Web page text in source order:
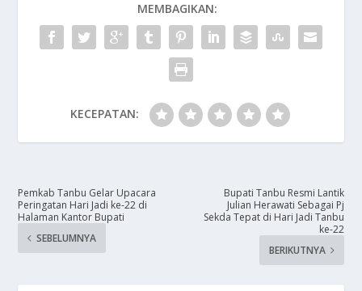
MEMBAGIKAN:
KECEPATAN:
Pemkab Tanbu Gelar Upacara
Peringatan Hari Jadi ke-22 di
Halaman Kantor Bupati
SEBELUMNYA
Bupati Tanbu Resmi Lantik
Julian Herawati Sebagai Pj
Sekda Tepat di Hari Jadi Tanbu
ke-22
BERIKUTNYA